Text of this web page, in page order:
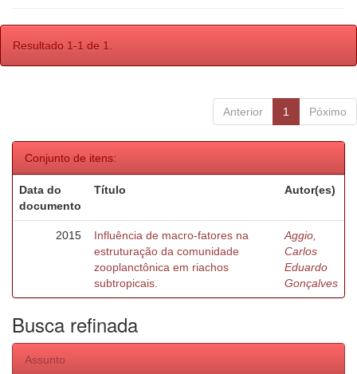
Resultado 1-1 de 1.
Anterior 1 Póximo
Conjunto de itens:
Data do
documento
Título Autor(es)
2015
Influência de macro-fatores na
estruturação da comunidade
zooplanctônica em riachos
subtropicais.
Aggio,
Carlos
Eduardo
Gonçalves
Busca refinada
Assunto